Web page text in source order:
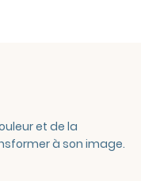
et de la
à son image.